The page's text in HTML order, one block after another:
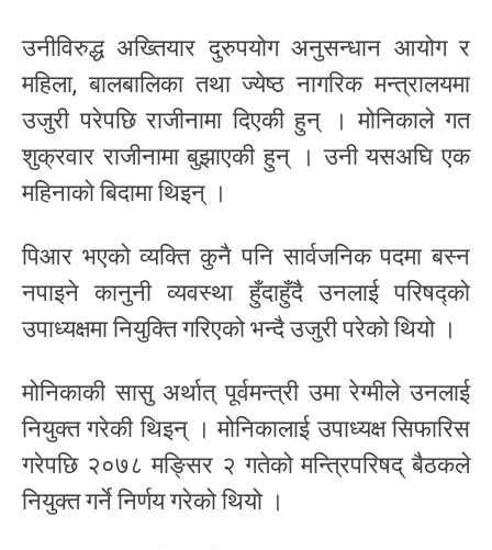
उनीविरुद्ध अख्तियार दुरुपयोग अनुसन्धान आयोग र
महिला, बालबालिका तथा ज्येष्ठ नागरिक मन्त्रालयमा
उजुरी परेपछि राजीनामा दिएकी हुन् । मोनिकाले गत
शुक्रवार राजीनामा बुझाएकी हुन् । उनी यसअघि एक
महिनाको बिदामा थिइन् ।
पिआर भएको व्यक्ति कुनै पनि सार्वजनिक पदमा बस्न
नपाइने कानुनी व्यवस्था हुँदाहुँदै उनलाई परिषद्को
उपाध्यक्षमा नियुक्ति गरिएको भन्दै उजुरी परेको थियो ।
मोनिकाकी सासु अर्थात् पूर्वमन्त्री उमा रेग्मीले उनलाई
नियुक्त गरेकी थिइन् । मोनिकालाई उपाध्यक्ष सिफारिस
गरेपछि २०७८ मङ्सिर २ गतेको मन्त्रिपरिषद् बैठकले
नियुक्त गर्ने निर्णय गरेको थियो ।